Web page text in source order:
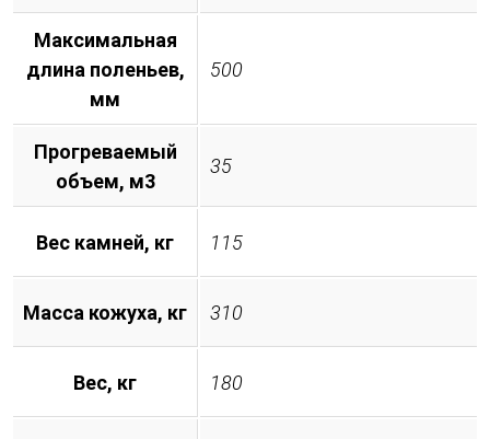
Максимальная
длина поленьев,
мм
500
Прогреваемый
объем, м3
35
Вес камней, кг 115
Масса кожуха, кг 310
Вес, кг 180